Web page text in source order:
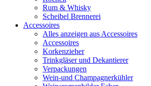
Rum & Whisky
Scheibel Brennerei
Accessoires
Alles anzeigen aus Accessoires
Accessoires
Korkenzieher
Trinkgläser und Dekantierer
Verpackungen
Wein-und Champagnerkühler